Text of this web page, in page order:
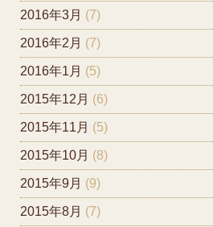
2016年3月 (7)
2016年2月 (7)
2016年1月 (5)
2015年12月 (6)
2015年11月 (5)
2015年10月 (8)
2015年9月 (9)
2015年8月 (7)